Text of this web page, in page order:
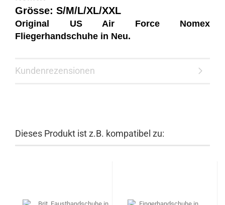
Grösse: S/M/L/XL/XXL
Original US Air Force Nomex
Fliegerhandschuhe in Neu.
Kundenrezensionen
Dieses Produkt ist z.B. kompatibel zu: